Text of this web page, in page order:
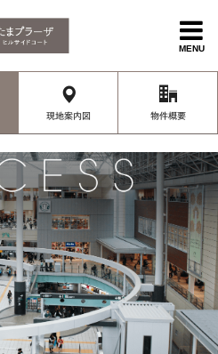
MENU
現地案内図 物件概要